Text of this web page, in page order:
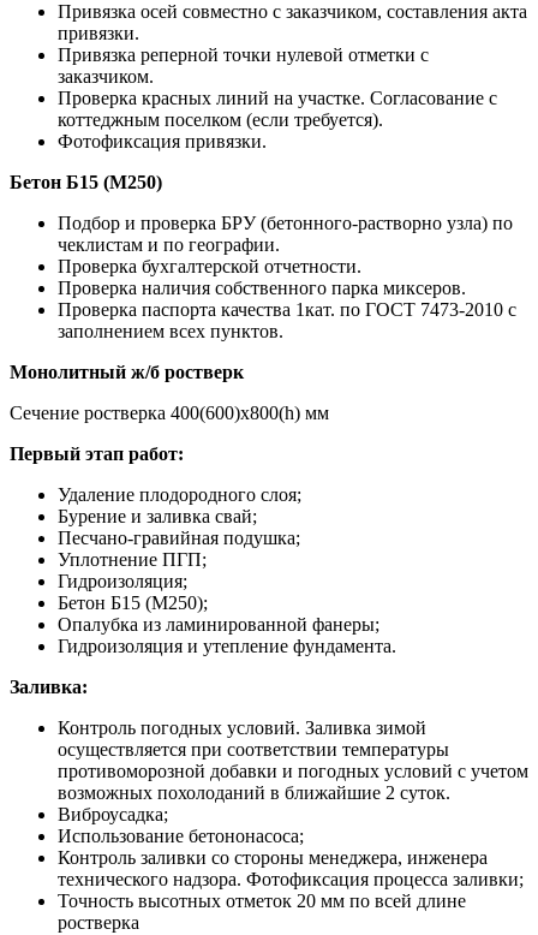
Привязка осей совместно с заказчиком, составления акта
привязки.
Привязка реперной точки нулевой отметки с
заказчиком.
Проверка красных линий на участке. Согласование с
коттеджным поселком (если требуется).
Фотофиксация привязки.
Бетон Б15 (М250)
Подбор и проверка БРУ (бетонного-растворно узла) по
чеклистам и по географии.
Проверка бухгалтерской отчетности.
Проверка наличия собственного парка миксеров.
Проверка паспорта качества 1кат. по ГОСТ 7473-2010 с
заполнением всех пунктов.
Монолитный ж/б ростверк
Сечение ростверка 400(600)х800(h) мм
Первый этап работ:
Удаление плодородного слоя;
Бурение и заливка свай;
Песчано-гравийная подушка;
Уплотнение ПГП;
Гидроизоляция;
Бетон Б15 (М250);
Опалубка из ламинированной фанеры;
Гидроизоляция и утепление фундамента.
Заливка:
Контроль погодных условий. Заливка зимой
осуществляется при соответствии температуры
противоморозной добавки и погодных условий с учетом
возможных похолоданий в ближайшие 2 суток.
Виброусадка;
Использование бетононасоса;
Контроль заливки со стороны менеджера, инженера
технического надзора. Фотофиксация процесса заливки;
Точность высотных отметок 20 мм по всей длине
ростверка